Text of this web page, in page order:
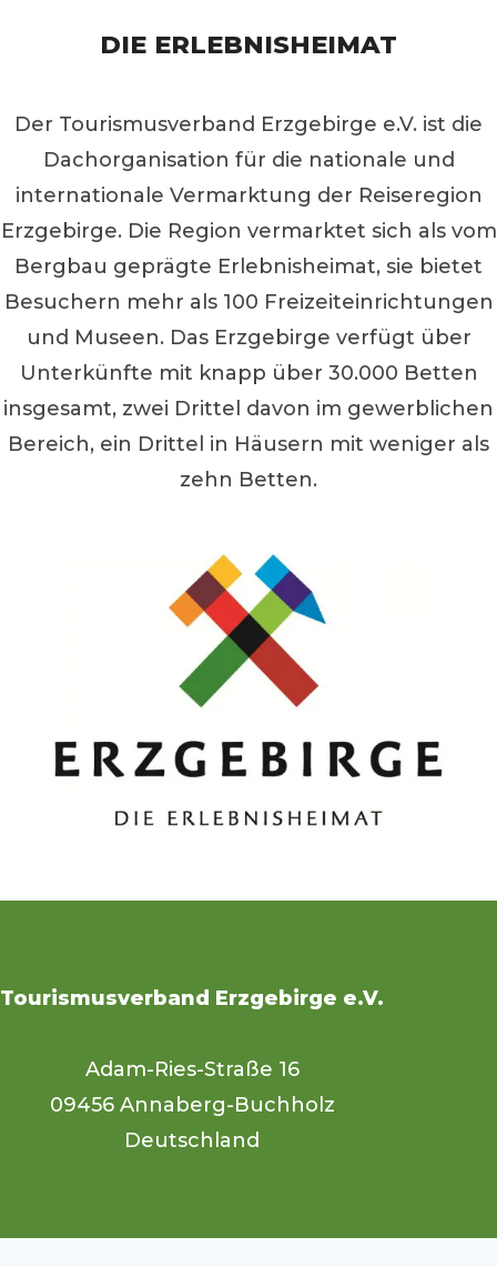
DIE ERLEBNISHEIMAT
Der Tourismusverband Erzgebirge e.V. ist die
Dachorganisation für die nationale und
internationale Vermarktung der Reiseregion
Erzgebirge. Die Region vermarktet sich als vom
Bergbau geprägte Erlebnisheimat, sie bietet
Besuchern mehr als 100 Freizeiteinrichtungen
und Museen. Das Erzgebirge verfügt über
Unterkünfte mit knapp über 30.000 Betten
insgesamt, zwei Drittel davon im gewerblichen
Bereich, ein Drittel in Häusern mit weniger als
zehn Betten.
Tourismusverband Erzgebirge e.V.
Adam-Ries-Straße 16
09456 Annaberg-Buchholz
Deutschland